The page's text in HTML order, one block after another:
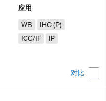
对比
应用
WB
IHC (P)
ICC/IF
IP